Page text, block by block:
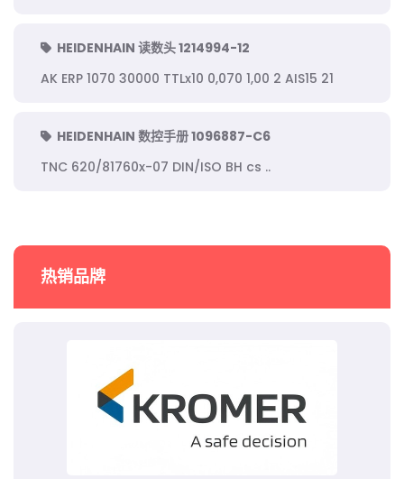
HEIDENHAIN 读数头 1214994-12
AK ERP 1070 30000 TTLx10 0,070 1,00 2 AIS15 21
HEIDENHAIN 数控手册 1096887-C6
TNC 620/81760x-07 DIN/ISO BH cs ..
热销品牌